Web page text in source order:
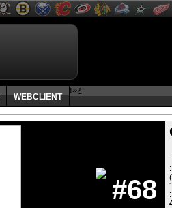
ï»¿
WEBCLIENT
#68
: